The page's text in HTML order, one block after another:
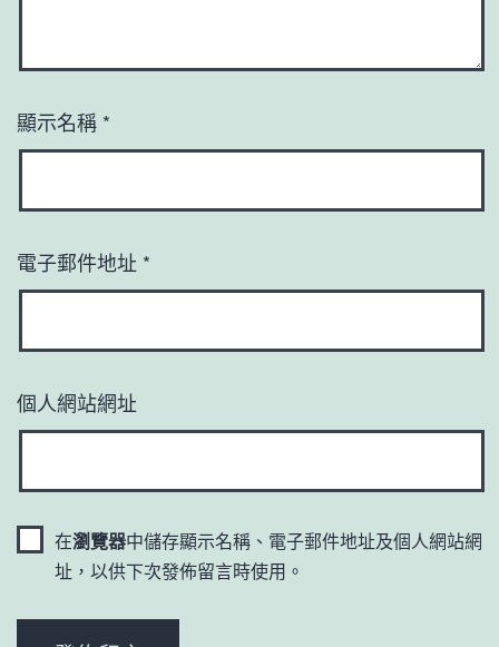
顯示名稱 *
電子郵件地址 *
個人網站網址
在瀏覽器中儲存顯示名稱、電子郵件地址及個人網站網
址，以供下次發佈留言時使用。